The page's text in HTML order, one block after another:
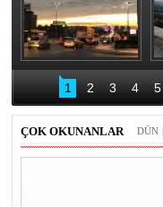
Belgrad Gezimden
Fotoğraflar
1 2 3 4 5
ÇOK OKUNANLAR |
DÜN